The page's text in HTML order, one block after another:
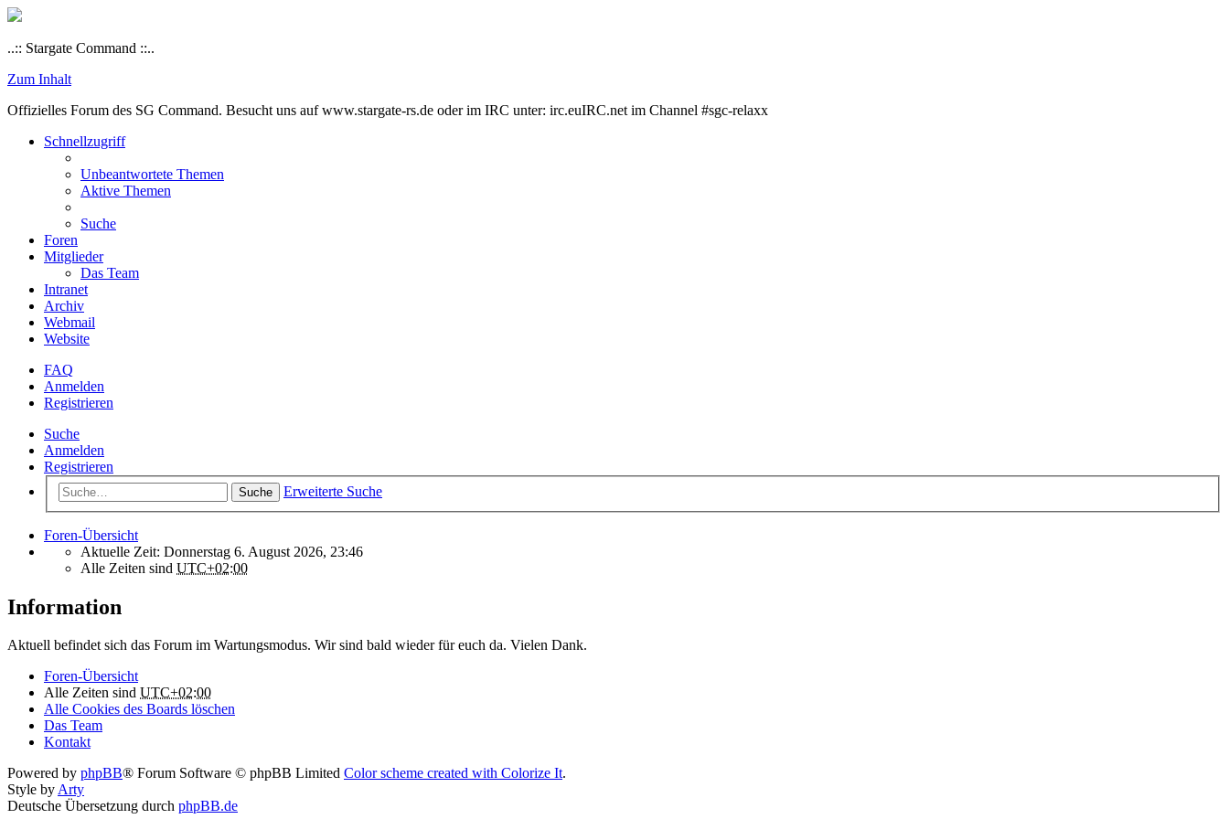
..:: Stargate Command ::..
Zum Inhalt
Offizielles Forum des SG Command. Besucht uns auf www.stargate-rs.de oder im IRC unter: irc.euIRC.net im Channel #sgc-relaxx
Schnellzugriff
Unbeantwortete Themen
Aktive Themen
Suche
Foren
Mitglieder
Das Team
Intranet
Archiv
Webmail
Website
FAQ
Anmelden
Registrieren
Suche
Anmelden
Registrieren
Suche Erweiterte Suche
Foren-Übersicht
Aktuelle Zeit: Donnerstag 6. August 2026, 23:46
Alle Zeiten sind UTC+02:00
Information
Aktuell befindet sich das Forum im Wartungsmodus. Wir sind bald wieder für euch da. Vielen Dank.
Foren-Übersicht
Alle Zeiten sind UTC+02:00
Alle Cookies des Boards löschen
Das Team
Kontakt
Powered by phpBB® Forum Software © phpBB Limited Color scheme created with Colorize It.
Style byArty
Deutsche Übersetzung durch phpBB.de